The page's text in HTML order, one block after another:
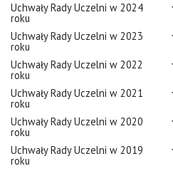
Uchwały Rady Uczelni w 2024
roku
Uchwały Rady Uczelni w 2023
roku
Uchwały Rady Uczelni w 2022
roku
Uchwały Rady Uczelni w 2021
roku
Uchwały Rady Uczelni w 2020
roku
Uchwały Rady Uczelni w 2019
roku